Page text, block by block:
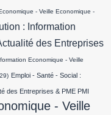
- Veille Economique -
: Information
des Entreprises
Economique - Veille
Emploi - Santé - Social :
des Entreprises & PME PMI
- Veille